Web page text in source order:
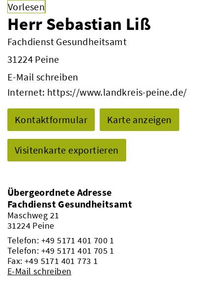
Vorlesen
Herr Sebastian Liß
Fachdienst Gesundheitsamt
31224 Peine
E-Mail schreiben
Internet: https://www.landkreis-peine.de/
Kontaktformular Karte anzeigen
Visitenkarte exportieren
Übergeordnete Adresse
Fachdienst Gesundheitsamt
Maschweg 21
31224 Peine
Telefon: +49 5171 401 700 1
Telefon: +49 5171 401 705 1
Fax: +49 5171 401 773 1
E-Mail schreiben